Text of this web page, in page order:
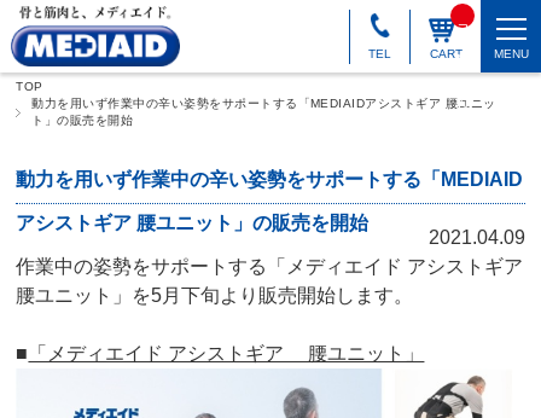
TEL CART
_I
M
_
N
MENU
TOP
動力を用いず作業中の辛い姿勢をサポートする「MEDIAIDアシストギア 腰ユニッ
ト」の販売を開始
動力を用いず作業中の辛い姿勢をサポートする「MEDIAID
アシストギア 腰ユニット」の販売を開始
2021.04.09
作業中の姿勢をサポートする「メディエイド アシストギア
腰ユニット」を5月下旬より販売開始します。
■ 「メディエイド アシストギア 腰ユニット」